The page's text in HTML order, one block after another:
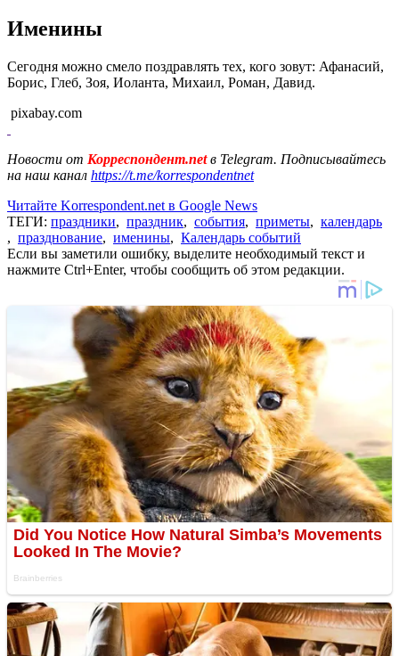
Именины
Сегодня можно смело поздравлять тех, кого зовут: Афанасий,
Борис, Глеб, Зоя, Иоланта, Михаил, Роман, Давид.
pixabay.com
Новости от Корреспондент.netв Telegram. Подписывайтесь
на наш канал https://t.me/korrespondentnet
Читайте Korrespondent.net в Google News
ТЕГИ: праздники, праздник, события, приметы, календарь
, празднование, именины, Календарь событий
Если вы заметили ошибку, выделите необходимый текст и
нажмите Ctrl+Enter, чтобы сообщить об этом редакции.